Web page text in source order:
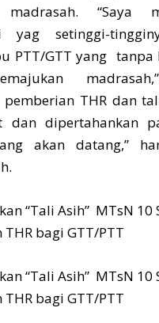
“Saya
yag setinggi-
PTT/GTT yang
pemberian THR dan
dan dipertahankan
akan datang,”